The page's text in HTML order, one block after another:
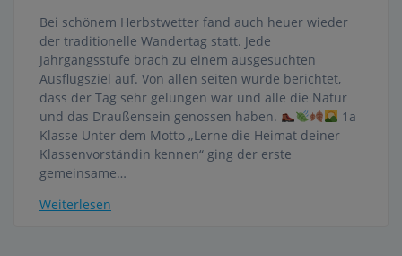
Bei schönem Herbstwetter fand auch heuer wieder
der traditionelle Wandertag statt. Jede
Jahrgangsstufe brach zu einem ausgesuchten
Ausflugsziel auf. Von allen seiten wurde berichtet,
dass der Tag sehr gelungen war und alle die Natur
und das Draußensein genossen haben.
1a
Klasse Unter dem Motto „Lerne die Heimat deiner
Klassenvorständin kennen“ ging der erste
gemeinsame…
Weiterlesen